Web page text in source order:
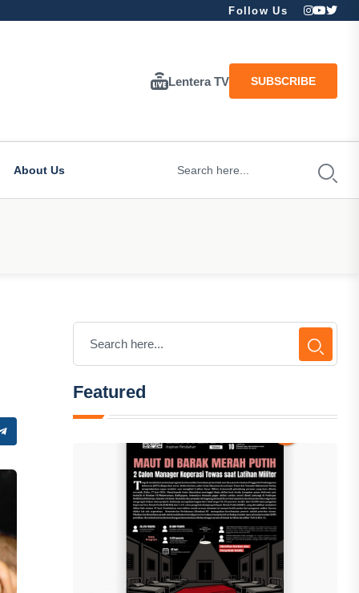
Follow Us
Lentera TV SUBSCRIBE
About Us
Featured